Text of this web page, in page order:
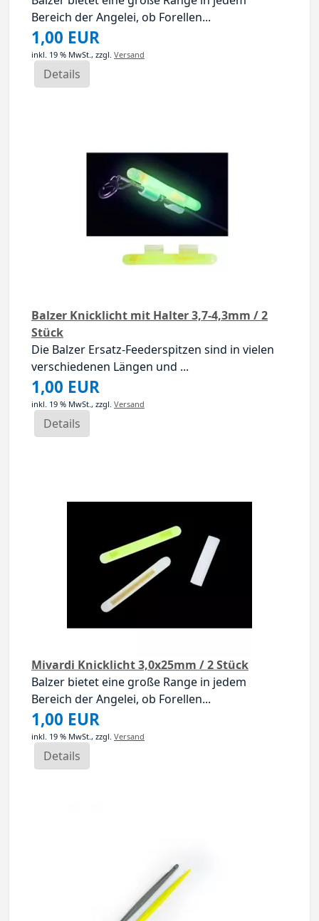
Bereich der Angelei, ob Forellen...
1,00 EUR
inkl. 19 % MwSt., zzgl. Versand
Details
Balzer Knicklicht mit Halter 3,7-4,3mm / 2
Stück
Die Balzer Ersatz-Feederspitzen sind in vielen
verschiedenen Längen und ...
1,00 EUR
inkl. 19 % MwSt., zzgl. Versand
Details
Mivardi Knicklicht 3,0x25mm / 2 Stück
Balzer bietet eine große Range in jedem
Bereich der Angelei, ob Forellen...
1,00 EUR
inkl. 19 % MwSt., zzgl. Versand
Details